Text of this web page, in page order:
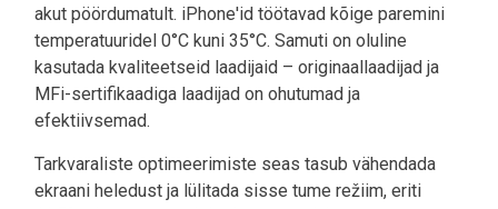
akut pöördumatult. iPhone'id töötavad kõige paremini
temperatuuridel 0°C kuni 35°C. Samuti on oluline
kasutada kvaliteetseid laadijaid – originaallaadijad ja
MFi-sertifikaadiga laadijad on ohutumad ja
efektiivsemad.
Tarkvaraliste optimeerimiste seas tasub vähendada
ekraani heledust ja lülitada sisse tume režiim, eriti